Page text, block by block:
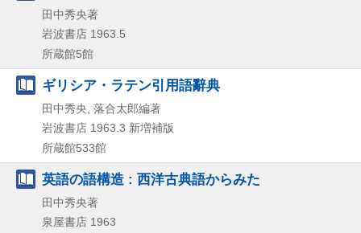
田中秀央著
岩波書店 1963.5
所蔵館5館
ギリシア・ラテン引用語辭典
田中秀央, 落合太郎編著
岩波書店 1963.3 新増補版
所蔵館533館
英語の語構造 : 西洋古典語からみた
田中秀央著
泉屋書店 1963